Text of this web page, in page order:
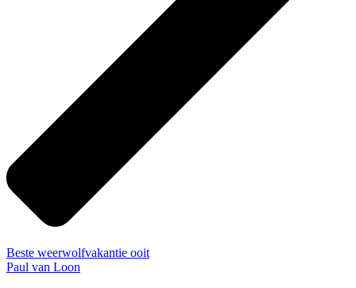
Beste weerwolfvakantie ooit
Paul van Loon